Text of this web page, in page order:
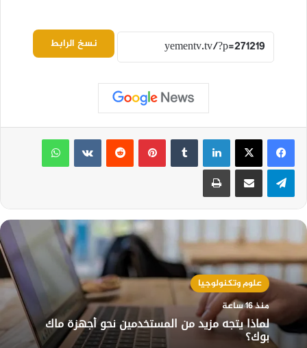
نسخ الرابط
لينكدإن بينتيريست
واتساب
تيلقرام مشاركة عبر البريد طباعة
علوم وتكنولوجيا
منذ 16 ساعة
لماذا يتجه مزيد من المستخدمين نحو أجهزة ماك
بوك؟